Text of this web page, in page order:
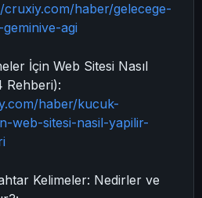
cruxiy.com/haber/gelecege-
agi
İçin Web Sitesi Nasıl
Rehberi):
haber/kucuk-
web-sitesi-nasil-yapilir-
Kelimeler: Nedirler ve